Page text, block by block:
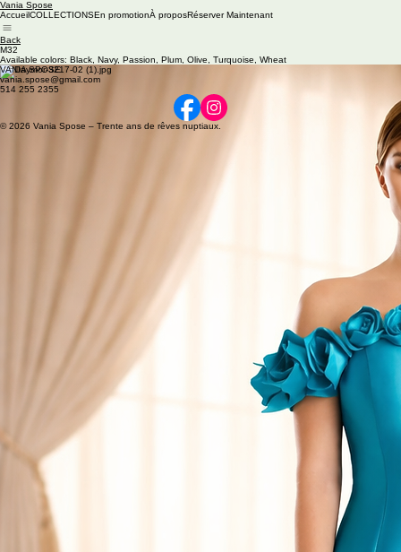
Vania Spose
AccueilCOLLECTIONSEn promotionÀ proposRéserver Maintenant
Back
M32
Available colors: Black, Navy, Passion, Plum, Olive, Turquoise, Wheat
VANIA SPOSE
vania.spose@gmail.com
514 255 2355
© 2026 Vania Spose – Trente ans de rêves nuptiaux.